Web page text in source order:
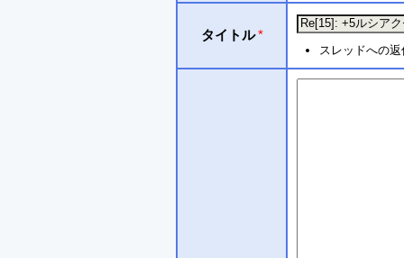
タイトル *
スレッドへの